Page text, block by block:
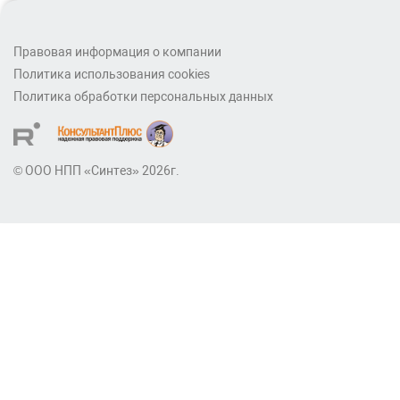
Правовая информация о компании
Политика использования cookies
Политика обработки персональных данных
© ООО НПП «Синтез» 2026г.